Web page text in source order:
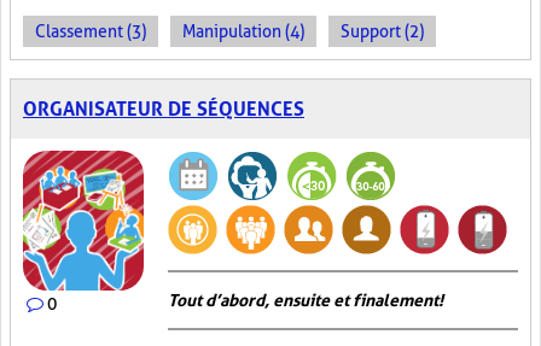
Classement (3) Manipulation (4) Support (2)
ORGANISATEUR DE SÉQUENCES
0 Tout d’abord, ensuite et finalement!